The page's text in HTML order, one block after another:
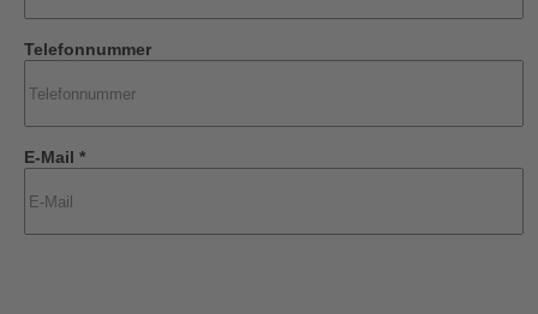
Telefonnummer
E-Mail *